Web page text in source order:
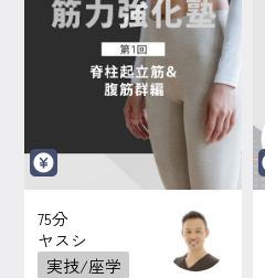
75分
ヤスシ
実技/座学